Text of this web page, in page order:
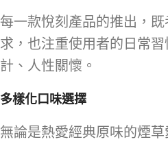
每一款悅刻產品的推出，
求，也注重使用者的日常
計、人性關懷。
多樣化口味選擇
無論是熱愛經典原味的煙